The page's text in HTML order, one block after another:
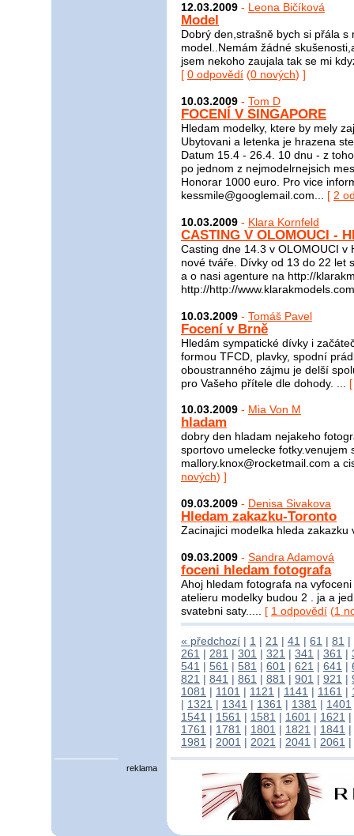
12.03.2009 - Leona Bičíková
Model
Dobrý den,strašně bych si přála
model..Nemám žádné
jsem nekoho zaujala tak se mi
[ 0 odpovědí (0 nových) ]
10.03.2009 - Tom D
FOCENÍ V SINGAPORE
Hledam modelky, ktere by mely
Ubytovani a letenka je hrazena
Datum 15.4 - 26.4. 10 dnu - z
po jednom z nejmodelrnejsich
Honorar 1000 euro. Pro vice
kessmile@googlemail.com... [ 2
10.03.2009 - Klara Kornfeld
CASTING V OLOMOUCI -
Casting dne 14.3 v OLOMOUCI v
nové tváře. Dívky od 13 do 22 let
a o nasi agenture na http://
http://http://
10.03.2009 - Tomáš Pavel
Focení v Brně
Hledám sympatické dívky i
formou TFCD, plavky, spodní
oboustranného zájmu je delší
pro Vašeho přítele dle dohody. ...
10.03.2009 - Mia Von M
hladam
dobry den hladam nejakeho
sportovo umelecke fotky.venujem
mallory.knox@rocketmail.com a
nových) ]
09.03.2009 - Denisa Sivakova
Hledam zakazku-Toronto
Zacinajici modelka hleda
09.03.2009 - Sandra Adamová
foceni hledam fotografa
Ahoj hledam fotografa na
atelieru modelky budou 2 . ja a
svatebni saty..... [ 1 odpovědí (1
« předchozí | 1 | 21 | 41 | 61 | 81 |
261 | 281 | 301 | 321 | 341 | 361 |
541 | 561 | 581 | 601 | 621 | 641 |
821 | 841 | 861 | 881 | 901 | 921 |
1081 | 1101 | 1121 | 1141 | 1161 |
| 1321 | 1341 | 1361 | 1381 | 1401
1541 | 1561 | 1581 | 1601 | 1621 |
1761 | 1781 | 1801 | 1821 | 1841 |
1981 | 2001 | 2021 | 2041 | 2061 |
reklama